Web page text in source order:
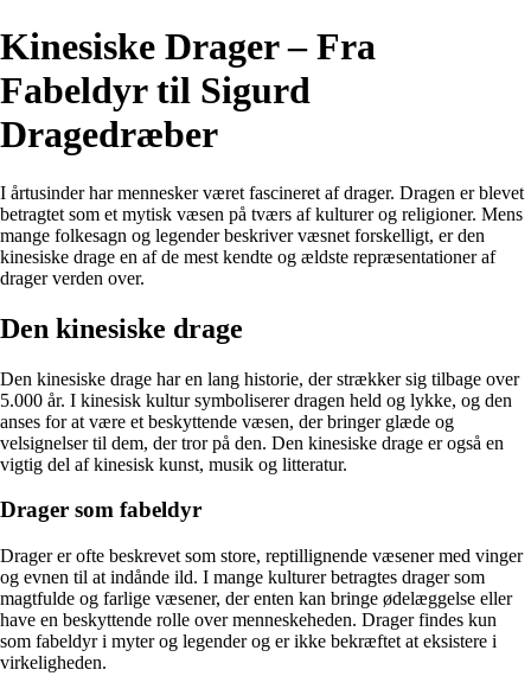
Kinesiske Drager – Fra
Fabeldyr til Sigurd
Dragedræber
I årtusinder har mennesker været fascineret af drager. Dragen er blevet
betragtet som et mytisk væsen på tværs af kulturer og religioner. Mens
mange folkesagn og legender beskriver væsnet forskelligt, er den
kinesiske drage en af de mest kendte og ældste repræsentationer af
drager verden over.
Den kinesiske drage
Den kinesiske drage har en lang historie, der strækker sig tilbage over
5.000 år. I kinesisk kultur symboliserer dragen held og lykke, og den
anses for at være et beskyttende væsen, der bringer glæde og
velsignelser til dem, der tror på den. Den kinesiske drage er også en
vigtig del af kinesisk kunst, musik og litteratur.
Drager som fabeldyr
Drager er ofte beskrevet som store, reptillignende væsener med vinger
og evnen til at indånde ild. I mange kulturer betragtes drager som
magtfulde og farlige væsener, der enten kan bringe ødelæggelse eller
have en beskyttende rolle over menneskeheden. Drager findes kun
som fabeldyr i myter og legender og er ikke bekræftet at eksistere i
virkeligheden.